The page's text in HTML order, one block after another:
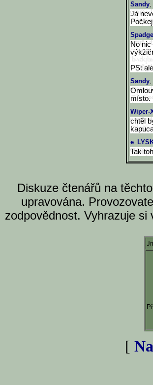
Sandy,
Já
Spadge
No nic
PS:
Sandy,
místo.
Wiper-
chtěl
Tak
Diskuze čtenářů na
upravována.
zodpovědnost. Vyhrazuje
[